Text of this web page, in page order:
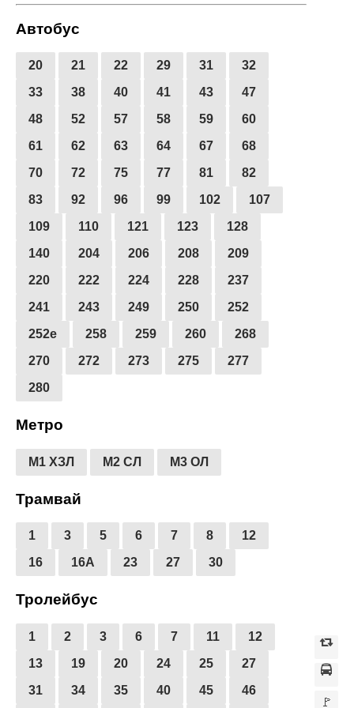
🚩
Автобус
20 21 22 29 31
32
33
38 40 41 43
47
48
52 57 58 59
60
61
62 63 64 67
68
70
72 75 77 81
82
83
92 96 99 102
107
109
110 121 123
128
140
204 206 208
209
220
222 224 228
237
241
243 249 250
252
252е
258 259 260
268
270
272 273 275
277
280
Метро
М1 ХЗЛ М2 СЛ М3 ОЛ
Трамвай
1 3 5 6 7 8
12
16
16А 23 27 30
Тролейбус
1 2 3 6 7 11
12
13
19 20 24 25
27
31
34 35 40 45 46